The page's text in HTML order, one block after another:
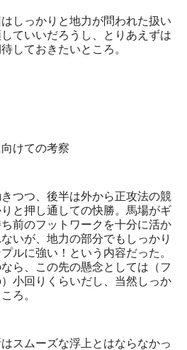
しっかりと地力が問われた扱い
ていいだろうし、とりあえずは
しておきたいところ。
けての考察
つつ、後半は外から正攻法の競
と押し通しての快勝。馬場がギ
前のフットワークを十分に活か
いが、地力の部分でもしっかり
ルに強い！という内容だった。
ら、この先の懸念としては（フ
小回りくらいだし、当然しっか
ろ。
スムーズな浮上とはならなかっ